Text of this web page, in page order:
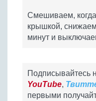
Смешиваем,
крышкой,
минут и
Подписывайтесь
YouTube,
первыми